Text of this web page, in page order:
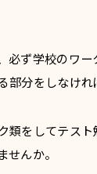
必ず学校のワー
部分をしなけれ
類をしてテスト
せんか。